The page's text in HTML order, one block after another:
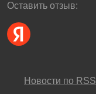
Оставить отзыв:
Новости по RSS